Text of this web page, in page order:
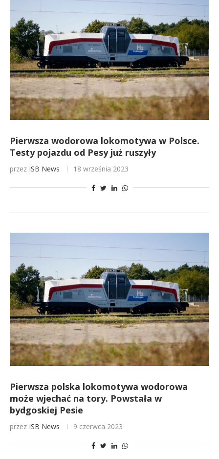
Pierwsza wodorowa lokomotywa w Polsce.
Testy pojazdu od Pesy już ruszyły
przez ISB News 18 września 2023
Pierwsza polska lokomotywa wodorowa
może wjechać na tory. Powstała w
bydgoskiej Pesie
przez ISB News 9 czerwca 2023